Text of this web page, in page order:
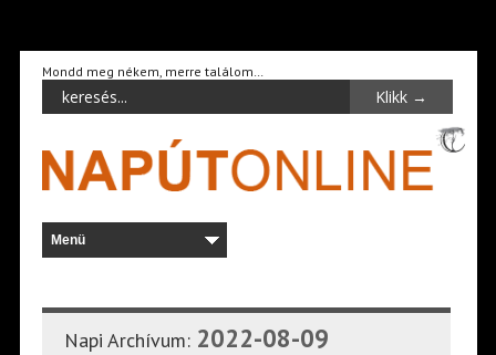
Mondd meg nékem, merre találom…
Napi Archívum: 2022-08-09